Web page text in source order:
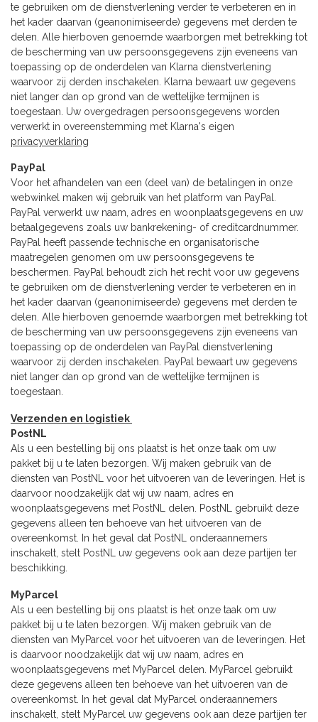
te gebruiken om de dienstverlening verder te verbeteren en in
het kader daarvan (geanonimiseerde) gegevens met derden te
delen. Alle hierboven genoemde waarborgen met betrekking tot
de bescherming van uw persoonsgegevens zijn eveneens van
toepassing op de onderdelen van Klarna dienstverlening
waarvoor zij derden inschakelen. Klarna bewaart uw gegevens
niet langer dan op grond van de wettelijke termijnen is
toegestaan. Uw overgedragen persoonsgegevens worden
verwerkt in overeenstemming met Klarna's eigen
privacyverklaring
PayPal
Voor het afhandelen van een (deel van) de betalingen in onze
webwinkel maken wij gebruik van het platform van PayPal.
PayPal verwerkt uw naam, adres en woonplaatsgegevens en uw
betaalgegevens zoals uw bankrekening- of creditcardnummer.
PayPal heeft passende technische en organisatorische
maatregelen genomen om uw persoonsgegevens te
beschermen. PayPal behoudt zich het recht voor uw gegevens
te gebruiken om de dienstverlening verder te verbeteren en in
het kader daarvan (geanonimiseerde) gegevens met derden te
delen. Alle hierboven genoemde waarborgen met betrekking tot
de bescherming van uw persoonsgegevens zijn eveneens van
toepassing op de onderdelen van PayPal dienstverlening
waarvoor zij derden inschakelen. PayPal bewaart uw gegevens
niet langer dan op grond van de wettelijke termijnen is
toegestaan.
Verzenden en logistiek
PostNL
Als u een bestelling bij ons plaatst is het onze taak om uw
pakket bij u te laten bezorgen. Wij maken gebruik van de
diensten van PostNL voor het uitvoeren van de leveringen. Het is
daarvoor noodzakelijk dat wij uw naam, adres en
woonplaatsgegevens met PostNL delen. PostNL gebruikt deze
gegevens alleen ten behoeve van het uitvoeren van de
overeenkomst. In het geval dat PostNL onderaannemers
inschakelt, stelt PostNL uw gegevens ook aan deze partijen ter
beschikking.
MyParcel
Als u een bestelling bij ons plaatst is het onze taak om uw
pakket bij u te laten bezorgen. Wij maken gebruik van de
diensten van MyParcel voor het uitvoeren van de leveringen. Het
is daarvoor noodzakelijk dat wij uw naam, adres en
woonplaatsgegevens met MyParcel delen. MyParcel gebruikt
deze gegevens alleen ten behoeve van het uitvoeren van de
overeenkomst. In het geval dat MyParcel onderaannemers
inschakelt, stelt MyParcel uw gegevens ook aan deze partijen ter